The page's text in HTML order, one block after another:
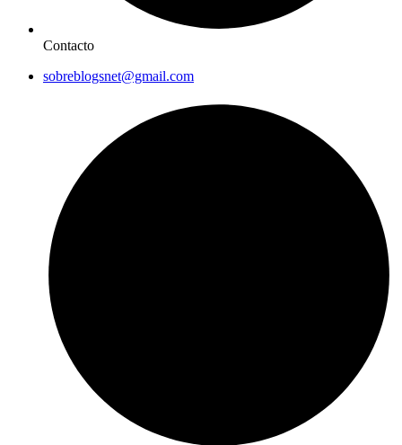
Contacto
sobreblogsnet@gmail.com